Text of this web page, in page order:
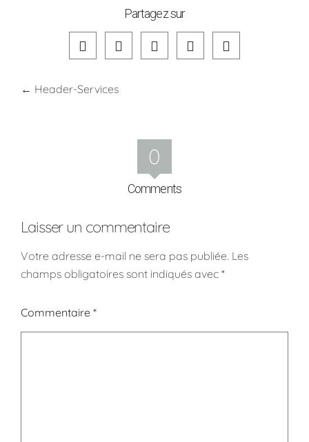
Partagez sur
← Header-Services
0
Comments
Laisser un commentaire
Votre adresse e-mail ne sera pas publiée. Les
champs obligatoires sont indiqués avec *
Commentaire *